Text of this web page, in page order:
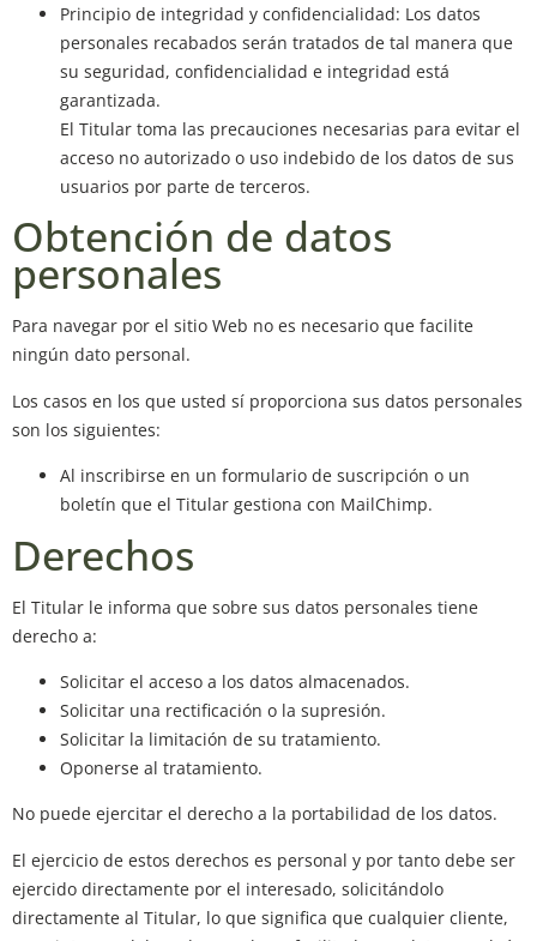
Principio de integridad y confidencialidad: Los datos
personales recabados serán tratados de tal manera que
su seguridad, confidencialidad e integridad está
garantizada.
El Titular toma las precauciones necesarias para evitar el
acceso no autorizado o uso indebido de los datos de sus
usuarios por parte de terceros.
Obtención de datos
personales
Para navegar por el sitio Web no es necesario que facilite
ningún dato personal.
Los casos en los que usted sí proporciona sus datos personales
son los siguientes:
Al inscribirse en un formulario de suscripción o un
boletín que el Titular gestiona con MailChimp.
Derechos
El Titular le informa que sobre sus datos personales tiene
derecho a:
Solicitar el acceso a los datos almacenados.
Solicitar una rectificación o la supresión.
Solicitar la limitación de su tratamiento.
Oponerse al tratamiento.
No puede ejercitar el derecho a la portabilidad de los datos.
El ejercicio de estos derechos es personal y por tanto debe ser
ejercido directamente por el interesado, solicitándolo
directamente al Titular, lo que significa que cualquier cliente,